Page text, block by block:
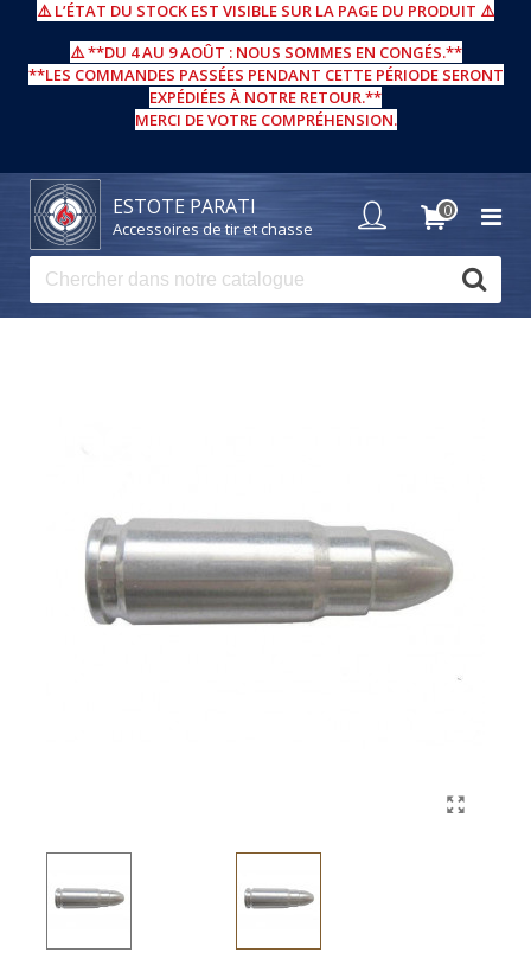
⚠️L’ÉTAT DU STOCK EST VISIBLE SUR LA PAGE DU PRODUIT ⚠️
⚠️ **DU 4 AU 9 AOÛT : NOUS SOMMES EN CONGÉS.**
**LES COMMANDES PASSÉES PENDANT CETTE PÉRIODE SERONT
EXPÉDIÉES À NOTRE RETOUR.**
MERCI DE VOTRE COMPRÉHENSION.
ESTOTE PARATI
Accessoires de tir et chasse
0